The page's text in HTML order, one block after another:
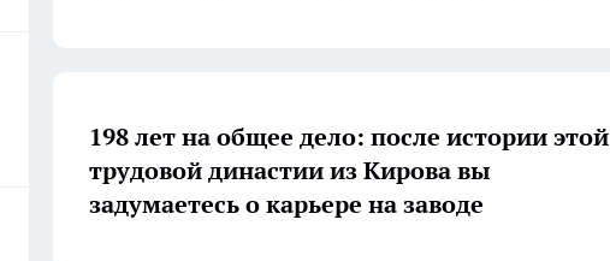
198 лет на общее дело: после истории этой
трудовой династии из Кирова вы
задумаетесь о карьере на заводе